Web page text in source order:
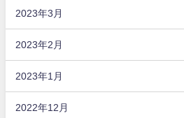
2023年3月
2023年2月
2023年1月
2022年12月